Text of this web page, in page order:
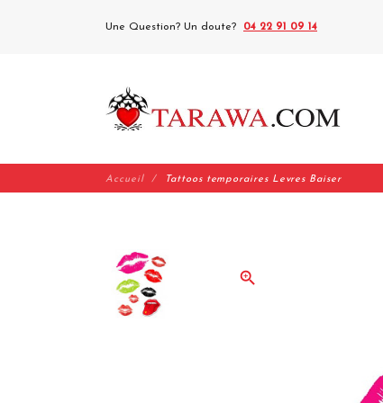
Une Question? Un doute? 04 22 91 09 14
Accueil Tattoos temporaires Levres Baiser
zoom_in